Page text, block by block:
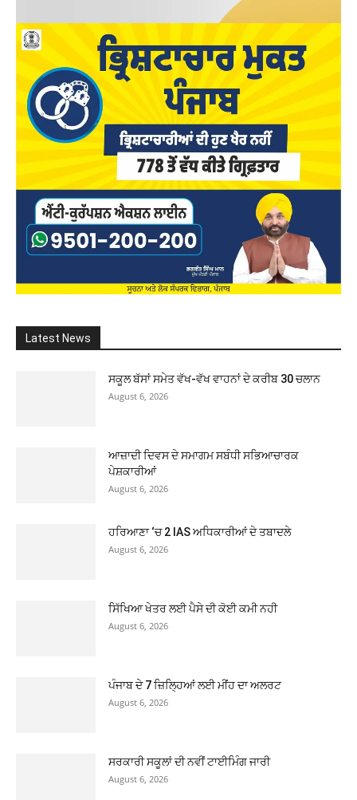
Latest News
ਸਕੂਲ ਬੱਸਾਂ ਸਮੇਤ ਵੱਖ-ਵੱਖ ਵਾਹਨਾਂ ਦੇ ਕਰੀਬ 30 ਚਲਾਨ
August 6, 2026
ਆਜ਼ਾਦੀ ਦਿਵਸ ਦੇ ਸਮਾਗਮ ਸਬੰਧੀ ਸਭਿਆਚਾਰਕ
ਪੇਸ਼ਕਾਰੀਆਂ
August 6, 2026
ਹਰਿਆਣਾ ‘ਚ 2 IAS ਅਧਿਕਾਰੀਆਂ ਦੇ ਤਬਾਦਲੇ
August 6, 2026
ਸਿੱਖਿਆ ਖੇਤਰ ਲਈ ਪੈਸੇ ਦੀ ਕੋਈ ਕਮੀ ਨਹੀ
August 6, 2026
ਪੰਜਾਬ ਦੇ 7 ਜ਼ਿਲ੍ਹਿਆਂ ਲਈ ਮੀਂਹ ਦਾ ਅਲਰਟ
August 6, 2026
ਸਰਕਾਰੀ ਸਕੂਲਾਂ ਦੀ ਨਵੀਂ ਟਾਈਮਿੰਗ ਜਾਰੀ
August 6, 2026